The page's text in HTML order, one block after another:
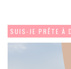
SUIS-JE PRÊTE À